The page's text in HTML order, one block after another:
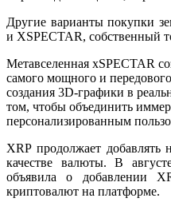
Другие варианты покупки
и XSPECTAR, собственный
Метавселенная xSPECTAR
самого мощного и
создания 3D-графики в
том, чтобы объединить
персонализированным
XRP продолжает добавлять
качестве валюты. В
объявила о добавлении
криптовалют на платформе.